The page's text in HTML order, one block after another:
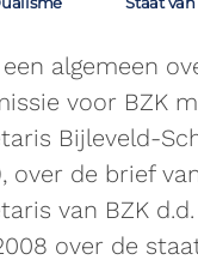
algemeen
voor BZK
Bijleveld-
over de brief
van BZK d.d.
over de